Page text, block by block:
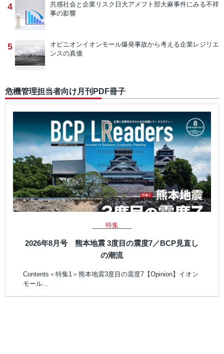
4 共感社会と企業リスク 日大アメフト部大麻事件にみる不祥
事の影響
5 オピニオンイオンモール爆発事故から考える企業レジリエ
ンスの真価
危機管理担当者向け月刊PDF冊子
特集
2026年8月号 熊本地震 3度目の震度7／BCP見直し
の潮流
Contents＜特集1＞熊本地震3度目の震度7【Opinion】イオン
モール…